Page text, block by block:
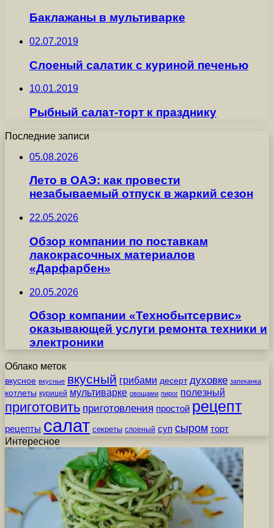
Баклажаны в мультиварке
02.07.2019
Слоеный салатик с куриной печенью
10.01.2019
Рыбный салат-торт к празднику
Последние записи
05.08.2026
Лето в ОАЭ: как провести
незабываемый отпуск в жаркий сезон
22.05.2026
Обзор компании по поставкам
лакокрасочных материалов
«Дарфарбен»
20.05.2026
Обзор компании «Технобытсервис»
оказывающей услуги ремонта техники и
электроники
Облако меток
вкусное вкусные вкусный грибами десерт духовке запеканка
котлеты курицей мультиварке овощами пирог полезный
приготовить приготовления простой рецепт
рецепты салат секреты слоеный суп сыром торт
Интересное